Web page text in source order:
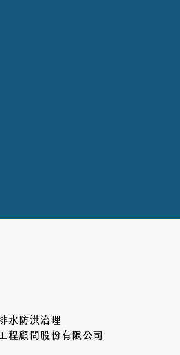
水防洪治理
程顧問股份有限公司